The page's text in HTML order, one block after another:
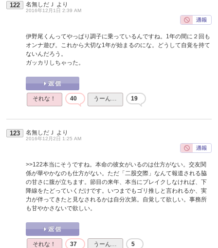
122 名無しだＪ より
2016年12月1日 2:39 AM
伊野尾くんってやっぱり調子に乗っているんですね。1年の間に２回も
オンナ遊び。これから大切な1年が始まるのにな。どうして自覚を持て
ないんだろう。
ガッカリしちゃった。
それな！ 40 うーん… 19
123 名無しだＪ より
2016年12月2日 1:25 AM
>>122本当にそうですね。本命の彼女がいるのは仕方がない。交友関
係が華やかなのも仕方がない。ただ「二股交際」なんて報道される脇
の甘さに腹が立ちます。節目の来年、本当にブレイクしなければ、下
降線をたどっていくだけです。いつまでもゴリ推しと言われるか、実
力が伴ってきたと見なされるかは自分次第。自覚して欲しい。事務所
も甘やかさないで欲しい。
それな！ 37 うーん… 5